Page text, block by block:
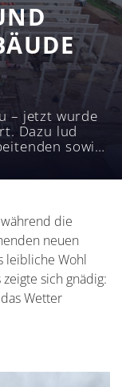
– jetzt wurde
Dazu lud
sowie
die
neuen
leibliche Wohl
sich gnädig:
Wetter